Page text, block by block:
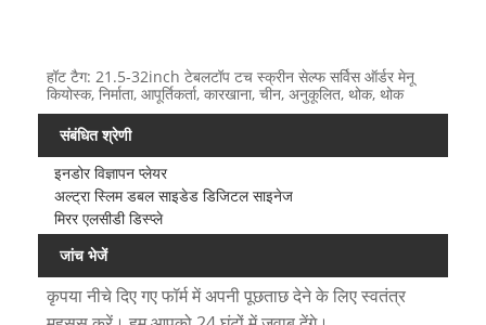
हॉट टैग: 21.5-32inch टेबलटॉप टच स्क्रीन सेल्फ सर्विस ऑर्डर मेनू
कियोस्क, निर्माता, आपूर्तिकर्ता, कारखाना, चीन, अनुकूलित, थोक, थोक
संबंधित श्रेणी
इनडोर विज्ञापन प्लेयर
अल्ट्रा स्लिम डबल साइडेड डिजिटल साइनेज
मिरर एलसीडी डिस्प्ले
जांच भेजें
कृपया नीचे दिए गए फॉर्म में अपनी पूछताछ देने के लिए स्वतंत्र